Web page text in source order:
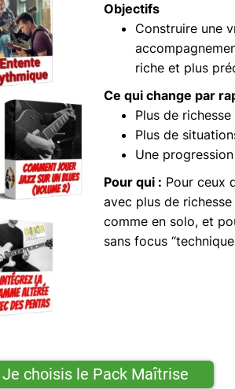
Objectifs
Construire une
riche et plus
Ce qui change par
Plus de richesse
Plus de
Une
Pour qui : Pour ceux
avec plus de
comme en solo, et
sans focus
Je choisis le Pack Maîtrise